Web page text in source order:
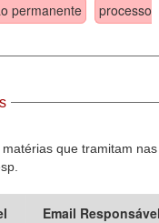
permanente
processo
que tramitam nas
Email